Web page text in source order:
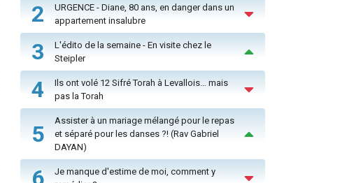
2
URGENCE - Diane, 80 ans, en danger dans un
appartement insalubre
3
L'édito de la semaine - En visite chez le
Steipler
4
Ils ont volé 12 Sifré Torah à Levallois… mais
pas la Torah
5
Assister à un mariage mélangé pour le repas
et séparé pour les danses ?! (Rav Gabriel
DAYAN)
Je manque d'estime de moi, comment y